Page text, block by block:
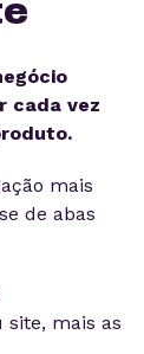
cada vez
mais
de abas
site, mais as